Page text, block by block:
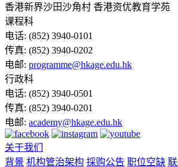
香港新界沙田沙角村 香港资优教育学苑
课程科
电话: (852) 3940-0101
传真: (852) 3940-0202
电邮: programme@hkage.edu.hk
行政科
电话: (852) 3940-0501
传真: (852) 3940-0201
电邮: academy@hkage.edu.hk
关于我们
背景 机构管治架构 採购公告 职位空缺